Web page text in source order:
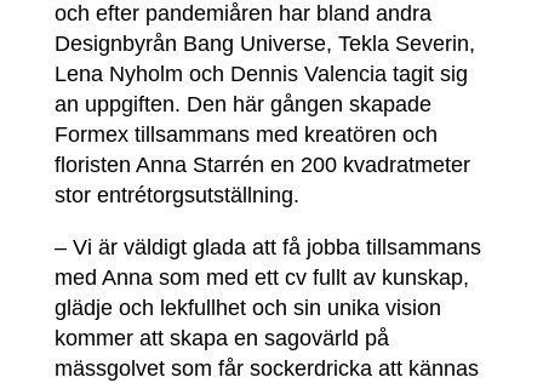
och efter pandemiåren har bland andra
Designbyrån Bang Universe, Tekla Severin,
Lena Nyholm och Dennis Valencia tagit sig
an uppgiften. Den här gången skapade
Formex tillsammans med kreatören och
floristen Anna Starrén en 200 kvadratmeter
stor entrétorgsutställning.
– Vi är väldigt glada att få jobba tillsammans
med Anna som med ett cv fullt av kunskap,
glädje och lekfullhet och sin unika vision
kommer att skapa en sagovärld på
mässgolvet som får sockerdricka att kännas